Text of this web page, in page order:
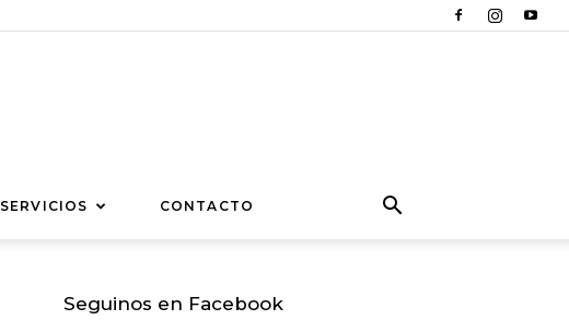
SERVICIOS CONTACTO
Seguinos en Facebook